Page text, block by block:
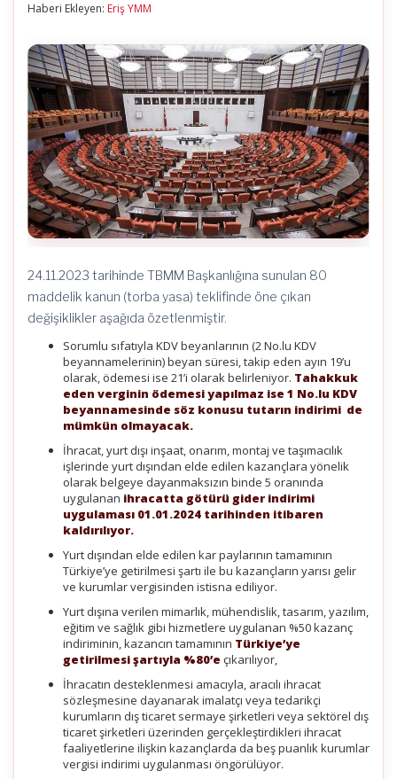
Hususlar
için
Haberi Ekleyen: Eriş YMM
24.11.2023 tarihinde TBMM Başkanlığına sunulan 80
maddelik kanun (torba yasa) teklifinde öne çıkan
değişiklikler aşağıda özetlenmiştir.
Sorumlu sıfatıyla KDV beyanlarının (2 No.lu KDV
beyannamelerinin) beyan süresi, takip eden ayın 19’u
olarak, ödemesi ise 21’i olarak belirleniyor. Tahakkuk
eden verginin ödemesi yapılmaz ise 1 No.lu KDV
beyannamesinde söz konusu tutarın indirimi de
mümkün olmayacak.
İhracat, yurt dışı inşaat, onarım, montaj ve taşımacılık
işlerinde yurt dışından elde edilen kazançlara yönelik
olarak belgeye dayanmaksızın binde 5 oranında
uygulanan ihracatta götürü gider indirimi
uygulaması 01.01.2024 tarihinden itibaren
kaldırılıyor.
Yurt dışından elde edilen kar paylarının tamamının
Türkiye’ye getirilmesi şartı ile bu kazançların yarısı gelir
ve kurumlar vergisinden istisna ediliyor.
Yurt dışına verilen mimarlık, mühendislik, tasarım, yazılım,
eğitim ve sağlık gibi hizmetlere uygulanan %50 kazanç
indiriminin, kazancın tamamının Türkiye’ye
getirilmesi şartıyla %80’e çıkarılıyor,
İhracatın desteklenmesi amacıyla, aracılı ihracat
sözleşmesine dayanarak imalatçı veya tedarikçi
kurumların dış ticaret sermaye şirketleri veya sektörel dış
ticaret şirketleri üzerinden gerçekleştirdikleri ihracat
faaliyetlerine ilişkin kazançlarda da beş puanlık kurumlar
vergisi indirimi uygulanması öngörülüyor.